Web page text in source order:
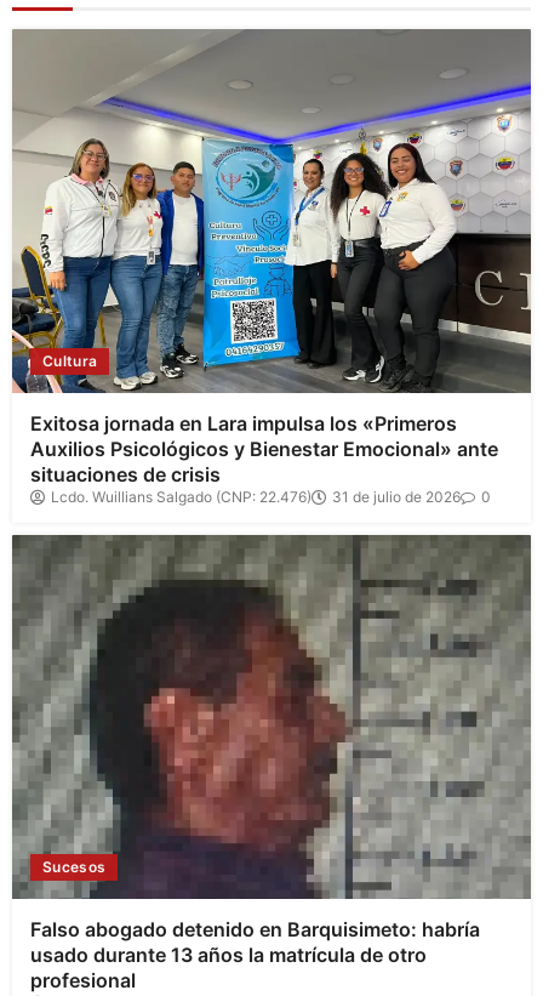
Cultura
Exitosa jornada en Lara impulsa los «Primeros
Auxilios Psicológicos y Bienestar Emocional» ante
situaciones de crisis
Lcdo. Wuillians Salgado (CNP: 22.476) 31 de julio de 2026 0
Sucesos
Falso abogado detenido en Barquisimeto: habría
usado durante 13 años la matrícula de otro
profesional